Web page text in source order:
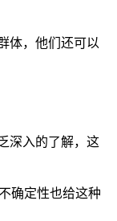
体，他们还可以
深入的了解，这
确定性也给这种